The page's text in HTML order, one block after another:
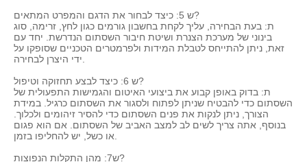
ש 5: כיצד לבחור את הדגם והמפרט המתאים?
ת: בעת הבחירה, עליך לקחת בחשבון גורמים כגון לחץ, זרימה, סוג
בינוני של מערכת הצנרת ושיטת חיבור השסתום הנדרשת. יחד עם
זאת, ניתן להתייחס לטבלת המידות ולפרמטרים הטכניים שסופקו על
ש 6: כיצד לבצע תחזוקה וטיפול?
ת: בדוק באופן קבוע את ביצועי האיטום והגמישות התפעולית של
השסתום כדי להבטיח שניתן לפתוח ולסגור את השסתום כרגיל. במידת
הצורך, ניתן לנקות את פנים השסתום כדי להסיר זיהומים ולכלוך.
בנוסף, אתה צריך לשים לב למצב האביב של השסתום. אם הוא פגום
ש7: מהן התקלות הנפוצות?